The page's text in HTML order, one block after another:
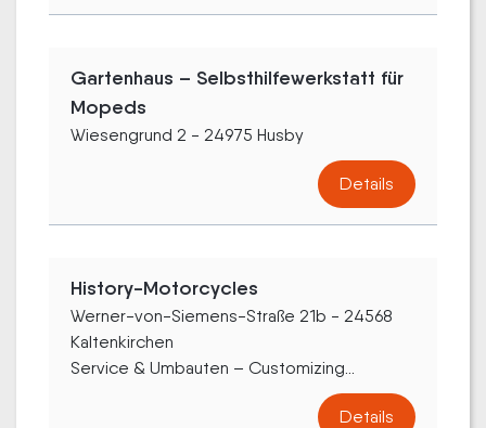
Gartenhaus – Selbsthilfewerkstatt für
Mopeds
Wiesengrund 2 - 24975 Husby
Details
History-Motorcycles
Werner-von-Siemens-Straße 21b - 24568
Kaltenkirchen
Service & Umbauten – Customizing...
Details